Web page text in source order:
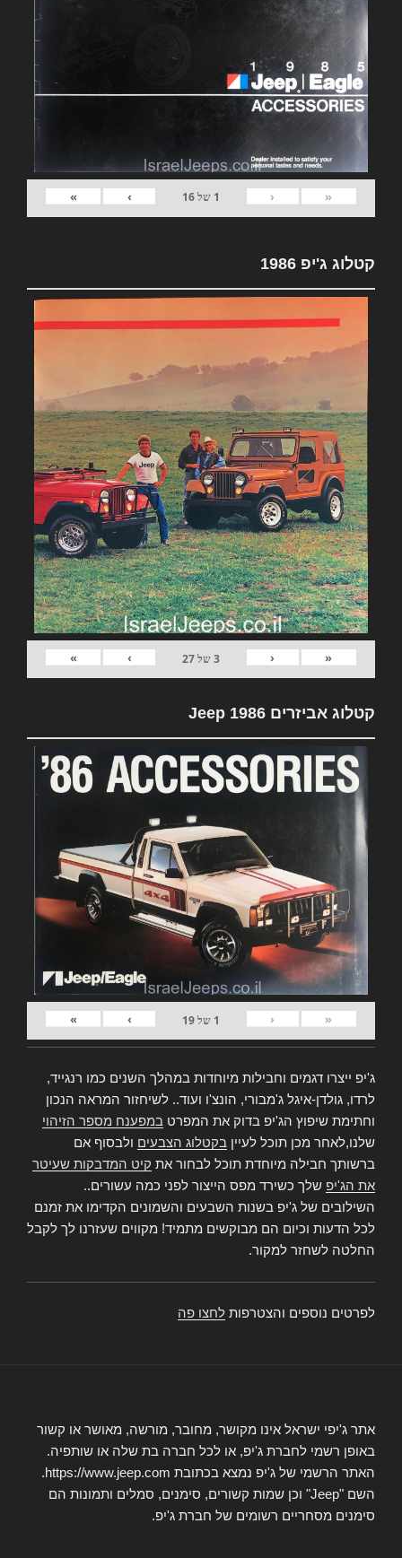
«
‹
1 של16
›
»
קטלוג ג'יפ 1986
«
‹
3של27
›
»
קטלוג אביזרים Jeep 1986
«
‹
1 של19
›
»
ג'יפ ייצרו דגמים וחבילות מיוחדות במהלך השנים כמו רנגייד,
לרדו, גולדן-איגל ג'מבורי, הונצ'ו ועוד.. לשיחזור המראה הנכון
וחתימת שיפוץ הג'יפ בדוק את המפרט במפענח מספר הזיהוי
שלנו,לאחר מכן תוכל לעיין בקטלוג הצבעים ולבסוף אם
ברשותך חבילה מיוחדת תוכל לבחור את קיט המדבקות שעיטר
את הג'יפ שלך כשירד מפס הייצור לפני כמה עשורים..
השילובים של ג'יפ בשנות השבעים והשמונים הקדימו את זמנם
לכל הדעות וכיום הם מבוקשים מתמיד! מקווים שעזרנו לך לקבל
החלטה לשחזר למקור.
לפרטים נוספים והצטרפות לחצו פה
אתר ג'יפי ישראל אינו מקושר, מחובר, מורשה, מאושר או קשור
באופן רשמי לחברת ג'יפ, או לכל חברה בת שלה או שותפיה.
האתר הרשמי של ג'יפ נמצא בכתובת https://www.jeep.com.
השם "Jeep" וכן שמות קשורים, סימנים, סמלים ותמונות הם
סימנים מסחריים רשומים של חברת ג'יפ.